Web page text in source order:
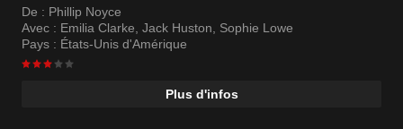
De : Phillip Noyce
Avec : Emilia Clarke, Jack Huston, Sophie Lowe
Pays : États-Unis d'Amérique
Plus d'infos